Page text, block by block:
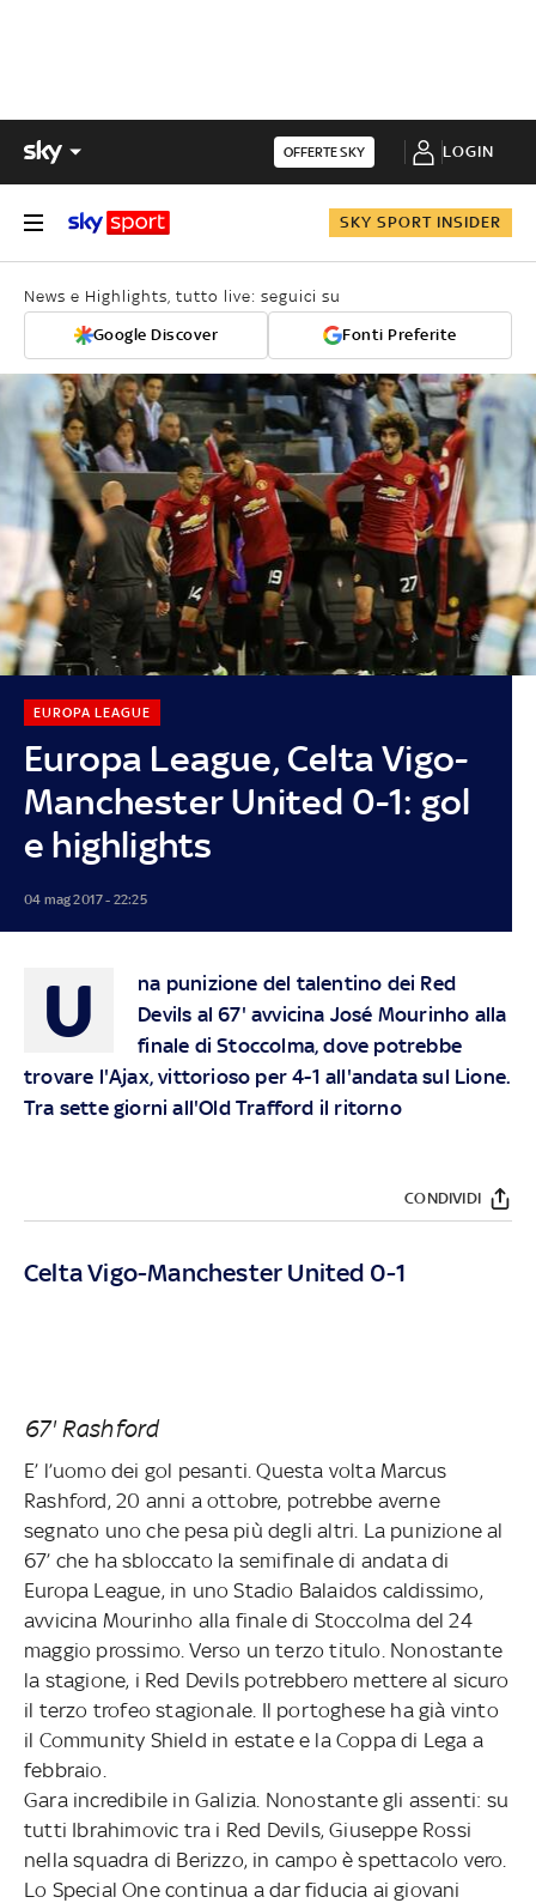
OFFERTE SKY LOGIN
SKY SPORT INSIDER
News e Highlights, tutto live: seguici su
Google Discover Fonti Preferite
Europa League, Celta Vigo-
Manchester United 0-1: gol
e highlights
EUROPA LEAGUE
04 mag 2017 - 22:25
U
na punizione del talentino dei Red
Devils al 67' avvicina José Mourinho alla
finale di Stoccolma, dove potrebbe
trovare l'Ajax, vittorioso per 4-1 all'andata sul Lione.
Tra sette giorni all'Old Trafford il ritorno
CONDIVIDI
Celta Vigo-Manchester United 0-1
67' Rashford
E’ l’uomo dei gol pesanti. Questa volta Marcus
Rashford, 20 anni a ottobre, potrebbe averne
segnato uno che pesa più degli altri. La punizione al
67’ che ha sbloccato la semifinale di andata di
Europa League, in uno Stadio Balaidos caldissimo,
avvicina Mourinho alla finale di Stoccolma del 24
maggio prossimo. Verso un terzo titulo. Nonostante
la stagione, i Red Devils potrebbero mettere al sicuro
il terzo trofeo stagionale. Il portoghese ha già vinto
il Community Shield in estate e la Coppa di Lega a
febbraio.
Gara incredibile in Galizia. Nonostante gli assenti: su
tutti Ibrahimovic tra i Red Devils, Giuseppe Rossi
nella squadra di Berizzo, in campo è spettacolo vero.
Lo Special One continua a dar fiducia ai giovani